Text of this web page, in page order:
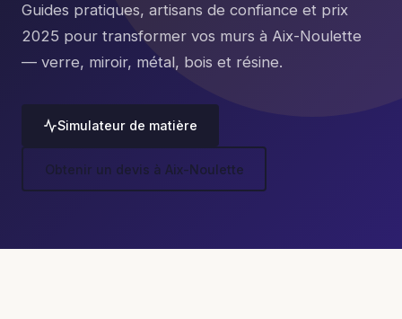
Guides pratiques, artisans de confiance et prix
2025 pour transformer vos murs à Aix-Noulette
— verre, miroir, métal, bois et résine.
Simulateur de matière
Obtenir un devis à Aix-Noulette